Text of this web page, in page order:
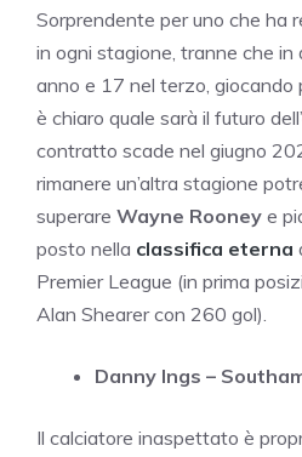
Sorprendente per uno che ha
in ogni stagione, tranne che in
anno e 17 nel terzo, giocando
è chiaro quale sarà il futuro
contratto scade nel giugno
rimanere un’altra stagione
superare Wayne Rooney e
posto nella classifica eterna
Premier League (in prima
Alan Shearer con 260 gol).
Danny Ings –
Il calciatore inaspettato è